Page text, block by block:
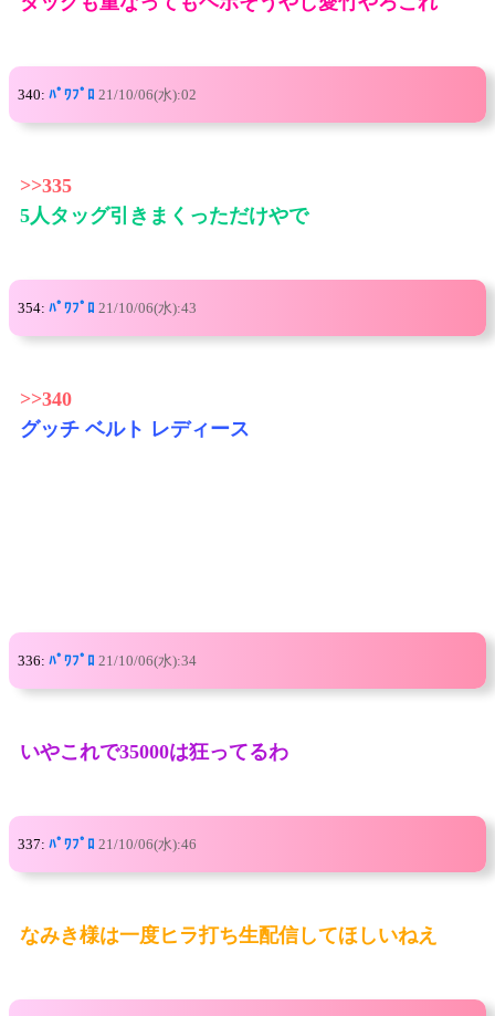
340: ﾊﾟﾜﾌﾟﾛ 21/10/06(水):02
>>335
5人タッグ引きまくっただけやで
354: ﾊﾟﾜﾌﾟﾛ 21/10/06(水):43
>>340
グッチ ベルト レディース
336: ﾊﾟﾜﾌﾟﾛ 21/10/06(水):34
いやこれで35000は狂ってるわ
337: ﾊﾟﾜﾌﾟﾛ 21/10/06(水):46
なみき様は一度ヒラ打ち生配信してほしいねえ